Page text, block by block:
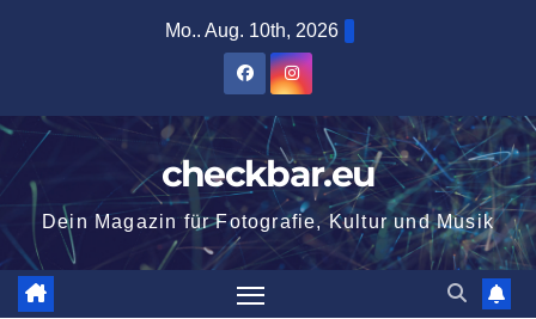
Mo.. Aug. 10th, 2026
checkbar.eu
Dein Magazin für Fotografie, Kultur und Musik